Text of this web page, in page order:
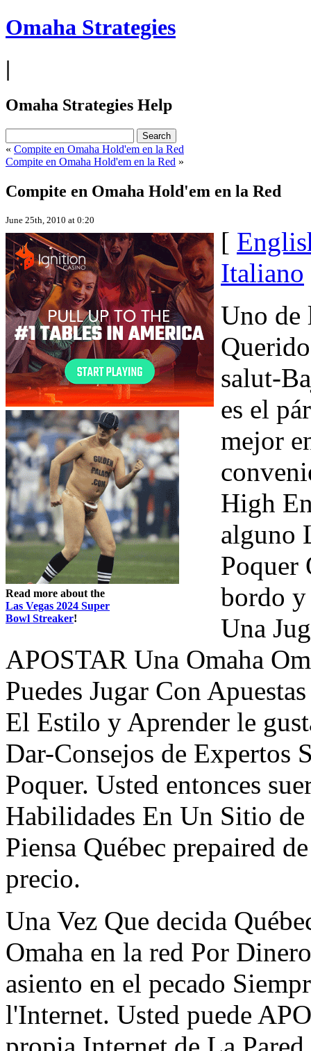
Omaha Strategies
|
Omaha Strategies Help
« Compite en Omaha Hold'em en la Red
Compite en Omaha Hold'em en la Red »
Compite en Omaha Hold'em en la Red
June 25th, 2010 at 0:20
Read more about the
Las Vegas 2024 Super
Bowl Streaker!
[
Italiano
Uno de
salut-
es el
mejor
High
alguno
Poquer
bordo y
Una
APOSTAR Una Omaha
Puedes Jugar Con
El Estilo y Aprender le
Dar-Consejos de Expertos
Poquer. Usted entonces
Habilidades En Un Sitio
Piensa Québec prepaired
precio.
Una Vez Que decida
Omaha en la red Por
asiento en el pecado
l'Internet. Usted puede